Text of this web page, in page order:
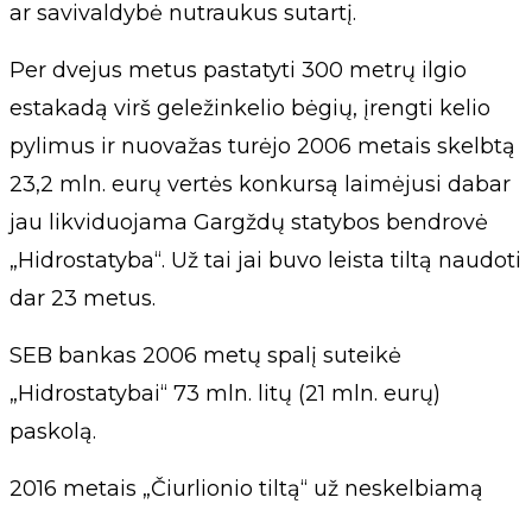
ar savivaldybė nutraukus sutartį.
Per dvejus metus pastatyti 300 metrų ilgio
estakadą virš geležinkelio bėgių, įrengti kelio
pylimus ir nuovažas turėjo 2006 metais skelbtą
23,2 mln. eurų vertės konkursą laimėjusi dabar
jau likviduojama Gargždų statybos bendrovė
„Hidrostatyba“. Už tai jai buvo leista tiltą naudoti
dar 23 metus.
SEB bankas 2006 metų spalį suteikė
„Hidrostatybai“ 73 mln. litų (21 mln. eurų)
paskolą.
2016 metais „Čiurlionio tiltą“ už neskelbiamą